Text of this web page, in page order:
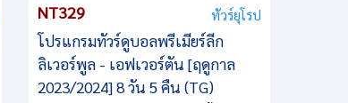
NT329 ทัวร์ยุโรป
โปรแกรมทัวร์ดูบอลพรีเมียร์ลีก
ลิเวอร์พูล - เอฟเวอร์ตัน [ฤดูกาล
2023/2024] 8 วัน 5 คืน (TG)